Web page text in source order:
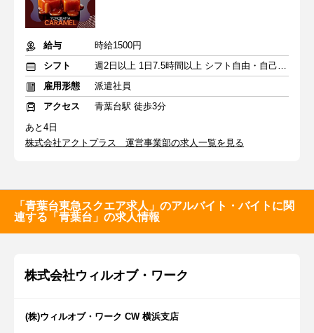
給与
時給1500円
シフト
週2日以上 1日7.5時間以上 シフト自由・自己申告
雇用形態
派遣社員
アクセス
青葉台駅 徒歩3分
あと4日
株式会社アクトプラス 運営事業部の求人一覧を見る
「青葉台東急スクエア求人」のアルバイト・バイトに関
連する「青葉台」の求人情報
株式会社ウィルオブ・ワーク
(株)ウィルオブ・ワーク CW 横浜支店